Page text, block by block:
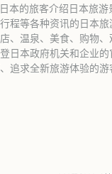
本的旅客介绍日本旅
程等各种资讯的日本
、温泉、美食、购物
日本政府机关和企业
追求全新旅游体验的游